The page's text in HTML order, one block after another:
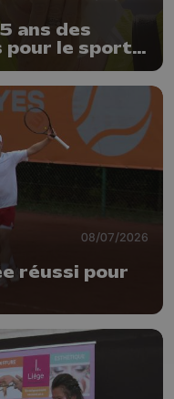
ans des
pour le sport
08/07/2026
réussi pour